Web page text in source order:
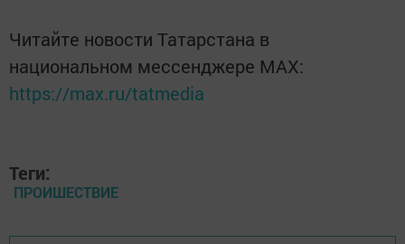
Читайте новости Татарстана в
национальном мессенджере MАХ:
https://max.ru/tatmedia
Теги:
ПРОИШЕСТВИЕ